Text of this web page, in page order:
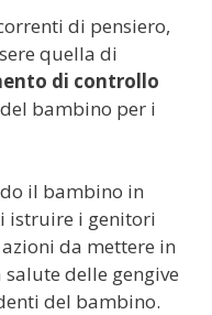
di pensiero,
quella di
di controllo
del bambino per i
il bambino in
istruire i genitori
da mettere in
delle gengive
del bambino.